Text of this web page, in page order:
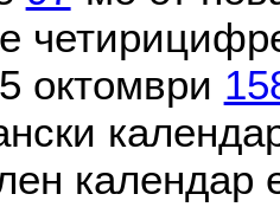
октомври
календар